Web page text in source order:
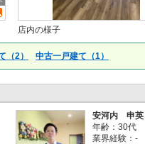
店内の様子
（2） 中古一戸建て（1）
安河内 申英
年齢：30代
業界経験：-